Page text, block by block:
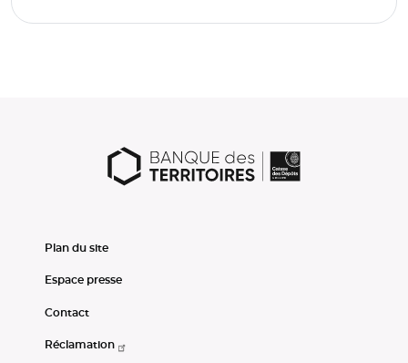
Plan du site
Espace presse
Contact
Réclamation